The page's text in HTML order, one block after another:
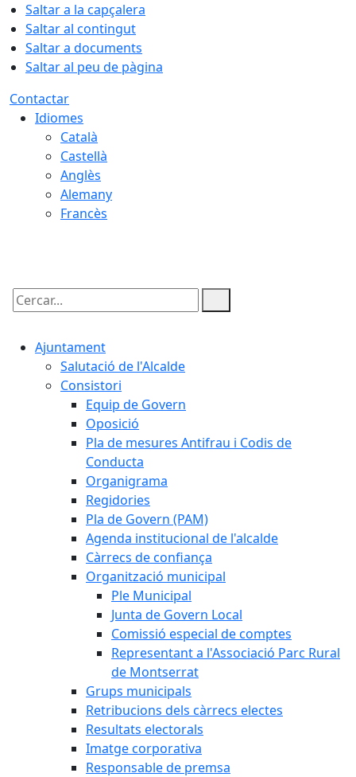
Saltar a la capçalera
Saltar al contingut
Saltar a documents
Saltar al peu de pàgina
Contactar
Idiomes
Català
Castellà
Anglès
Alemany
Francès
Cercar:
Ajuntament
Salutació de l'Alcalde
Consistori
Equip de Govern
Oposició
Pla de mesures Antifrau i Codis de
Conducta
Organigrama
Regidories
Pla de Govern (PAM)
Agenda institucional de l'alcalde
Càrrecs de confiança
Organització municipal
Ple Municipal
Junta de Govern Local
Comissió especial de comptes
Representant a l'Associació Parc Rural
de Montserrat
Grups municipals
Retribucions dels càrrecs electes
Resultats electorals
Imatge corporativa
Responsable de premsa